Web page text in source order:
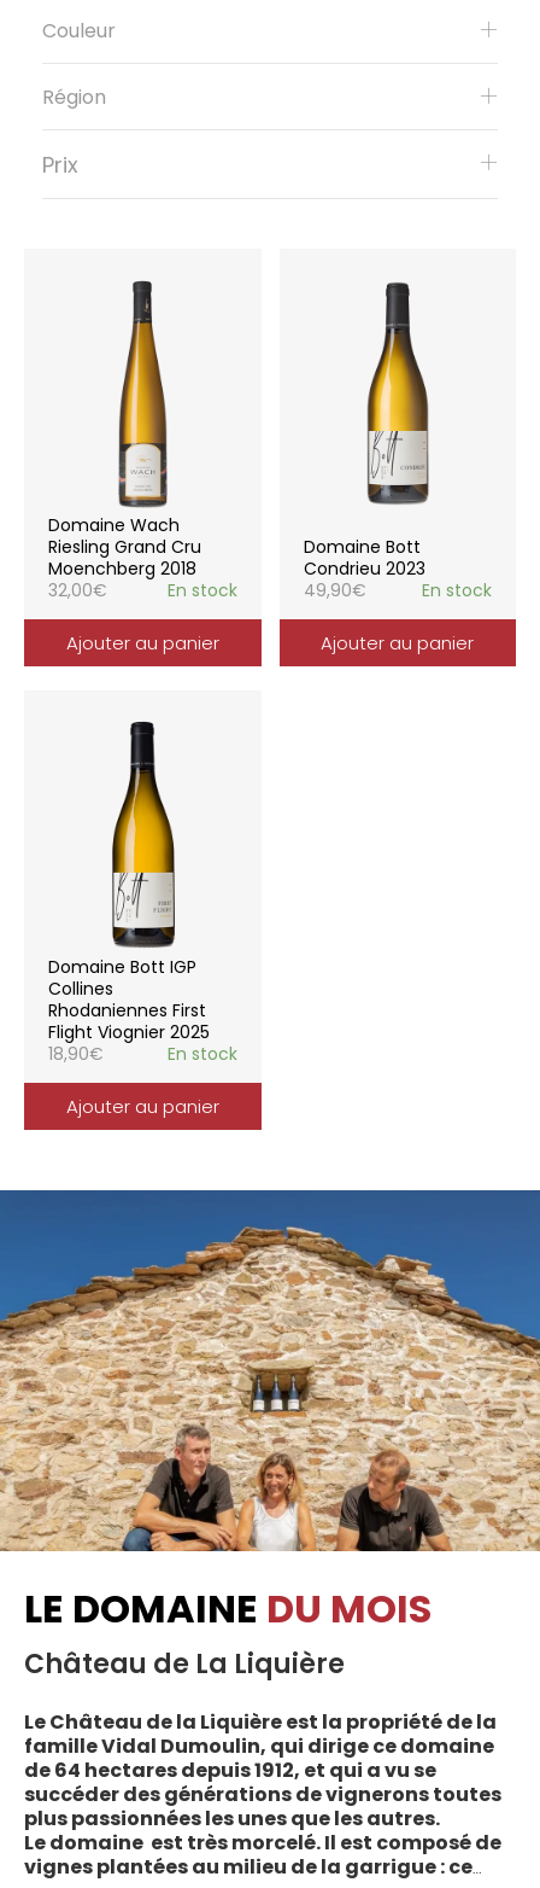
Domaine Wach
Riesling Grand Cru
Moenchberg 2018
32,00€ En stock
Ajouter au panier
Domaine Bott
Condrieu 2023
49,90€ En stock
Ajouter au panier
Domaine Bott IGP
Collines
Rhodaniennes First
Flight Viognier 2025
18,90€ En stock
Ajouter au panier
Couleur
Région
Prix
LE DOMAINE DU MOIS
Château de La Liquière
Le Château de la Liquière est la propriété de la
famille Vidal Dumoulin, qui dirige ce domaine
de 64 hectares depuis 1912, et qui a vu se
succéder des générations de vignerons toutes
plus passionnées les unes que les autres.
Le domaine est très morcelé. Il est composé de
vignes plantées au milieu de la garrigue : ce